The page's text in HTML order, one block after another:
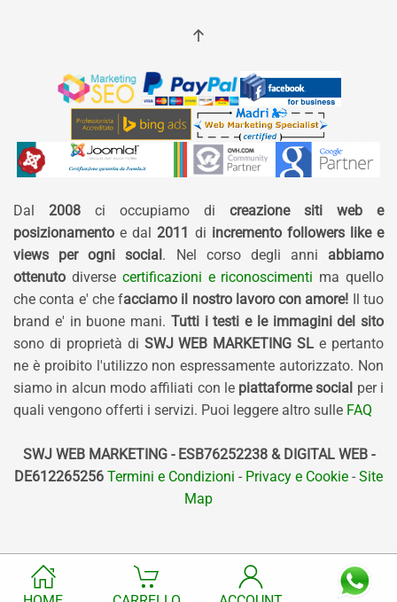
Dal 2008 ci occupiamo di creazione siti web e
posizionamento e dal 2011 di incremento followers like e
views per ogni social. Nel corso degli anni abbiamo
ottenuto diverse certificazioni e riconoscimenti ma quello
che conta e' che facciamo il nostro lavoro con amore! Il tuo
brand e' in buone mani. Tutti i testi e le immagini del sito
sono di proprietà di SWJ WEB MARKETING SL e pertanto
ne è proibito l'utilizzo non espressamente autorizzato. Non
siamo in alcun modo affiliati con le piattaforme social per i
quali vengono offerti i servizi. Puoi leggere altro sulle FAQ
SWJ WEB MARKETING - ESB76252238 & DIGITAL WEB -
DE612265256 Termini e Condizioni - Privacy e Cookie - Site
Map